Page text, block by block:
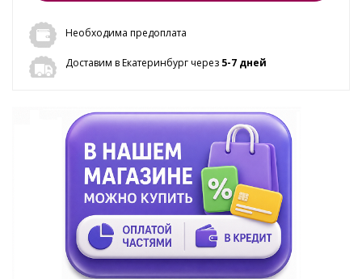
Необходима предоплата
Доставим в Екатеринбург через 5-7 дней